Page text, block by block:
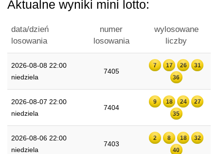
Aktualne wyniki mini lotto:
data/dzień
losowania
numer
losowania
wylosowane
liczby
2026-08-08 22:00
niedziela
7405
7 17 26
31
36
2026-08-07 22:00
niedziela
7404
9 18 24
27
35
2026-08-06 22:00
niedziela
7403
2 8 18
32
40